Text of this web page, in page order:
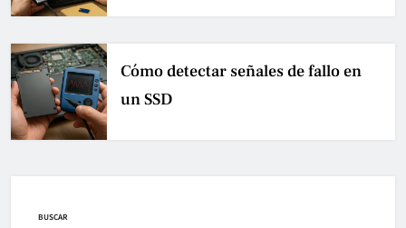
Cómo detectar señales de fallo en
un SSD
BUSCAR